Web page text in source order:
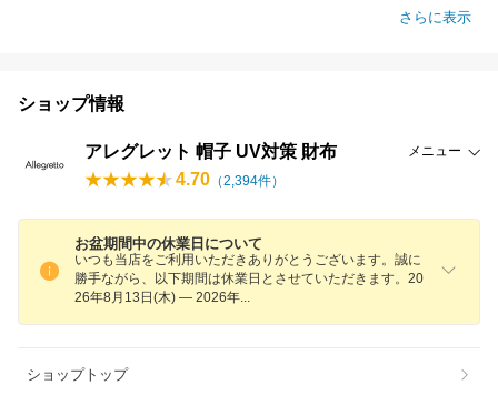
さらに表示
ショップ情報
アレグレット 帽子 UV対策 財布 メニュー
4.70 （2,394件）
お盆期間中の休業日について
いつも当店をご利用いただきありがとうございます。誠に
勝手ながら、以下期間は休業日とさせていただきます。20
26年8月13日(木) — 2026年
ショップトップ